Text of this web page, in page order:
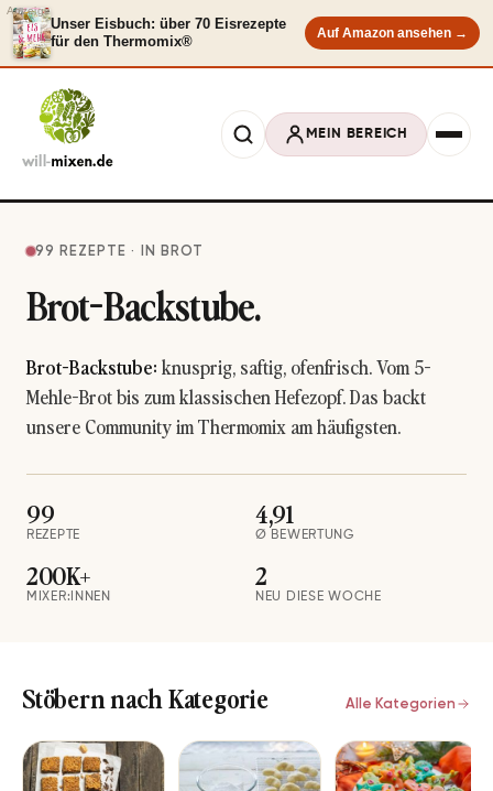
Anzeige
Unser Eisbuch: über 70 Eisrezepte
für den Thermomix®
Auf Amazon ansehen →
MEIN BEREICH
99 REZEPTE · IN BROT
Brot-Backstube.
Brot-Backstube: knusprig, saftig, ofenfrisch. Vom 5-
Mehle-Brot bis zum klassischen Hefezopf. Das backt
unsere Community im Thermomix am häufigsten.
99
REZEPTE
4,91
Ø BEWERTUNG
200K+
MIXER:INNEN
2
NEU DIESE WOCHE
Stöbern nach Kategorie Alle Kategorien